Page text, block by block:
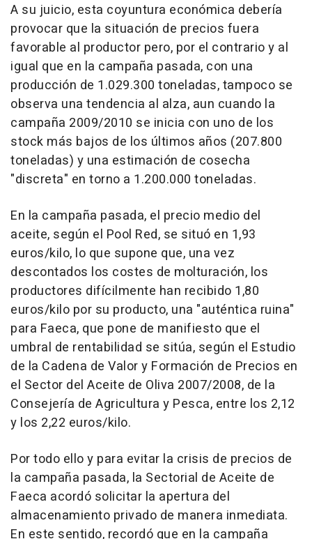
A su juicio, esta coyuntura económica debería
provocar que la situación de precios fuera
favorable al productor pero, por el contrario y al
igual que en la campaña pasada, con una
producción de 1.029.300 toneladas, tampoco se
observa una tendencia al alza, aun cuando la
campaña 2009/2010 se inicia con uno de los
stock más bajos de los últimos años (207.800
toneladas) y una estimación de cosecha
"discreta" en torno a 1.200.000 toneladas.
En la campaña pasada, el precio medio del
aceite, según el Pool Red, se situó en 1,93
euros/kilo, lo que supone que, una vez
descontados los costes de molturación, los
productores difícilmente han recibido 1,80
euros/kilo por su producto, una "auténtica ruina"
para Faeca, que pone de manifiesto que el
umbral de rentabilidad se sitúa, según el Estudio
de la Cadena de Valor y Formación de Precios en
el Sector del Aceite de Oliva 2007/2008, de la
Consejería de Agricultura y Pesca, entre los 2,12
y los 2,22 euros/kilo.
Por todo ello y para evitar la crisis de precios de
la campaña pasada, la Sectorial de Aceite de
Faeca acordó solicitar la apertura del
almacenamiento privado de manera inmediata.
En este sentido, recordó que en la campaña